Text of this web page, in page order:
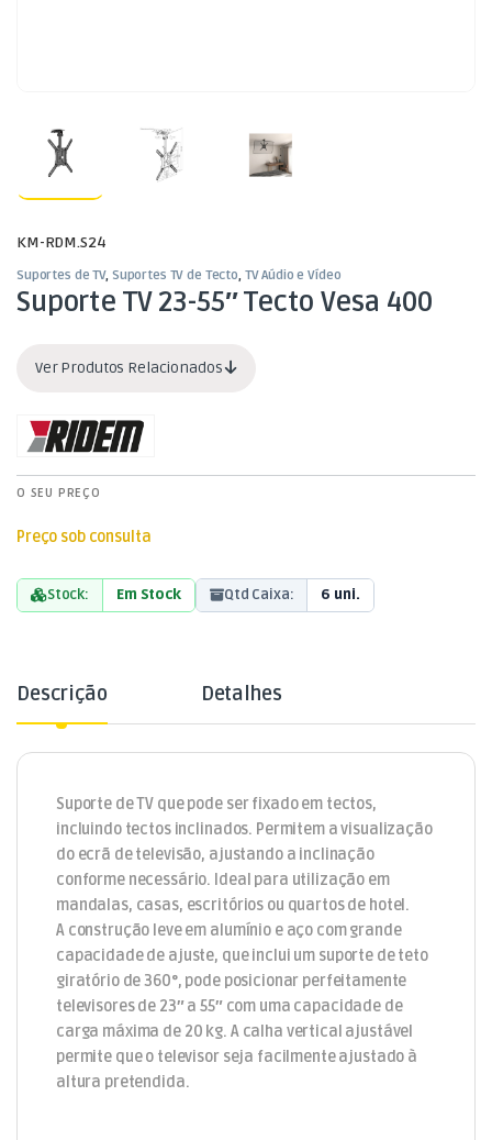
KM-RDM.S24
Suportes de TV, Suportes TV de Tecto, TV Aúdio e Vídeo
Suporte TV 23-55″ Tecto Vesa 400
Ver Produtos Relacionados
O SEU PREÇO
Preço sob consulta
Stock: Em Stock Qtd Caixa: 6 uni.
Descrição Detalhes
Suporte de TV que pode ser fixado em tectos,
incluindo tectos inclinados. Permitem a visualização
do ecrã de televisão, ajustando a inclinação
conforme necessário. Ideal para utilização em
mandalas, casas, escritórios ou quartos de hotel.
A construção leve em alumínio e aço com grande
capacidade de ajuste, que inclui um suporte de teto
giratório de 360°, pode posicionar perfeitamente
televisores de 23″ a 55″ com uma capacidade de
carga máxima de 20 kg. A calha vertical ajustável
permite que o televisor seja facilmente ajustado à
altura pretendida.